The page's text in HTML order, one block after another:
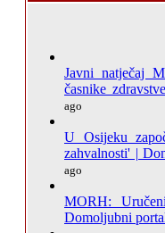
Javni natječaj
časnike
ago
U Osijeku
zahvalnosti' |
ago
MORH:
Domoljubni